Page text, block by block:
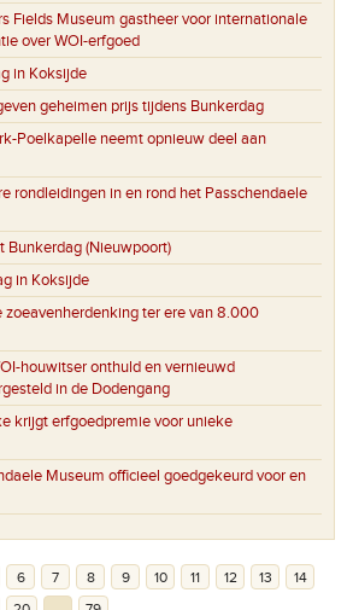
Fields Museum gastheer voor internationale
over WOI-erfgoed
in Koksijde
geheimen prijs tijdens Bunkerdag
Poelkapelle neemt opnieuw deel aan
rondleidingen in en rond het Passchendaele
Bunkerdag (Nieuwpoort)
in Koksijde
zoeavenherdenking ter ere van 8.000
houwitser onthuld en vernieuwd
in de Dodengang
krijgt erfgoedpremie voor unieke
Museum officieel goedgekeurd voor en
6 7 8 9 10 11 12 13
14